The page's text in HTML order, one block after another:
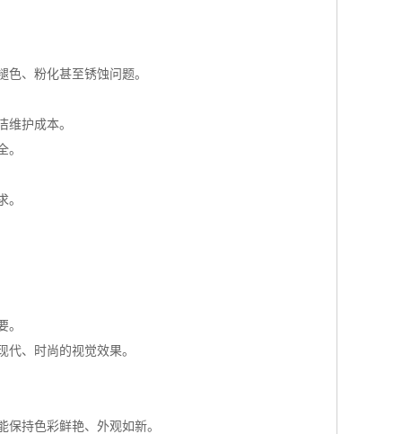
、粉化甚至锈蚀问题。
护成本。
。
。
。
、时尚的视觉效果。
持色彩鲜艳、外观如新。